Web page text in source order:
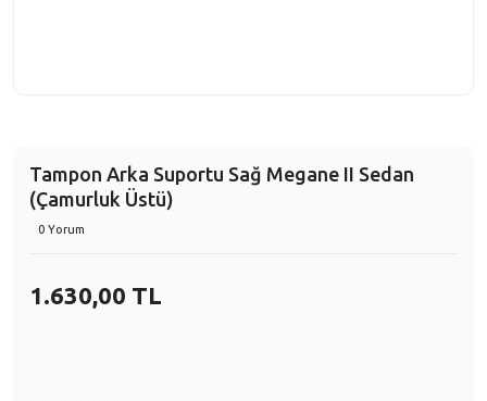
Tampon Arka Suportu Sağ Megane II Sedan
(Çamurluk Üstü)
0 Yorum
1.630,00 TL